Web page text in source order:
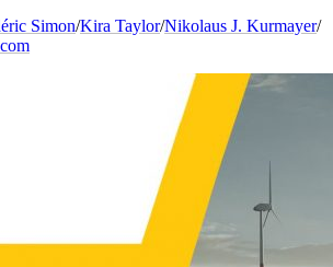
Simon/Kira Taylor/Nikolaus J. Kurmayer/